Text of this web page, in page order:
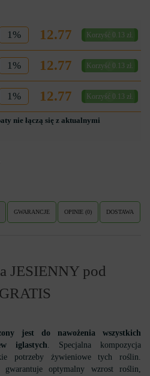
1% 12.77 Korzyść 0.13 zł.
1% 12.77 Korzyść 0.13 zł.
1% 12.77 Korzyść 0.13 zł.
nie łączą się z aktualnymi
GWARANCJE OPINIE (0) DOSTAWA
JESIENNY pod
jest do nawożenia wszystkich
iglastych. Specjalna kompozycja
potrzeby żywieniowe tych roślin.
gwarantuje optymalny wzrost roślin,